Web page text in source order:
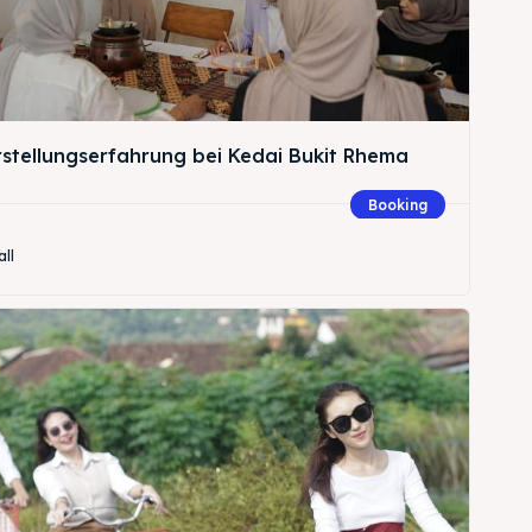
bei Kedai Bukit Rhema
Booking